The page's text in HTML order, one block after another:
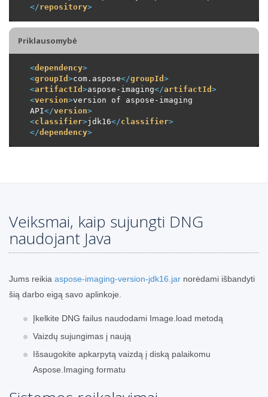
</repository>
Priklausomybė
<dependency>
<groupId >com.aspose</groupId >
<artifactId >aspose-imaging</artifactId >
<version>version of aspose-imaging
API</version>
<classifier>jdk16</classifier>
</dependency>
Veiksmai, kaip sujungti DNG
naudojant Java
Jums reikia aspose-imaging-version-jdk16.jar norėdami išbandyti
šią darbo eigą savo aplinkoje.
Įkelkite DNG failus naudodami Image.load metodą
Vaizdų sujungimas į naują
Išsaugokite apkarpytą vaizdą į diską palaikomu
Aspose.Imaging formatu